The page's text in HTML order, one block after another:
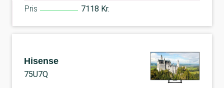
Pris 7118 Kr.
Hisense
75U7Q